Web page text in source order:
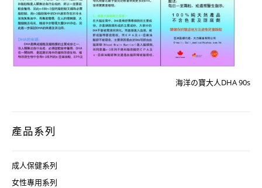
海洋の寶大人DHA 90s
產品系列
成人保健系列
女性專用系列